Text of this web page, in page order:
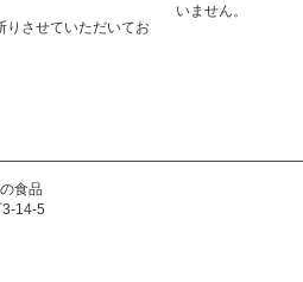
りさせていただいてお
いません。
食品
14-5